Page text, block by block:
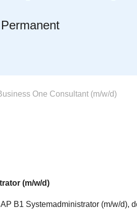
One Consultant (m/w/d)
(m/w/d)
B1 Systemadministrator (m/w/d),